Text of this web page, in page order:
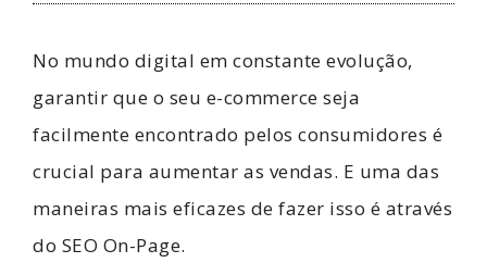
No mundo digital em constante evolução,
garantir que o seu e-commerce seja
facilmente encontrado pelos consumidores é
crucial para aumentar as vendas. E uma das
maneiras mais eficazes de fazer isso é através
do SEO On-Page.